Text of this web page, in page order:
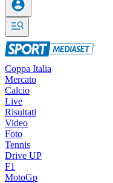
Coppa Italia
Mercato
Calcio
Live
Risultati
Video
Foto
Tennis
Drive UP
F1
MotoGp